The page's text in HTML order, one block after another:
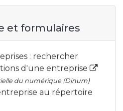
et formulaires
: rechercher
d'une entreprise
du numérique (Dinum)
au répertoire